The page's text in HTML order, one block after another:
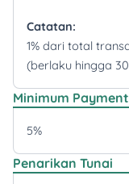
Catatan:
1% dari total
(berlaku hingga
Minimum Payment
5%
Penarikan Tunai